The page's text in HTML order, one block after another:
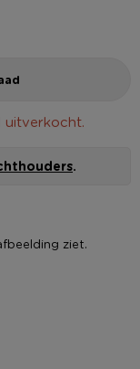
uitverkocht.
.
ziet.